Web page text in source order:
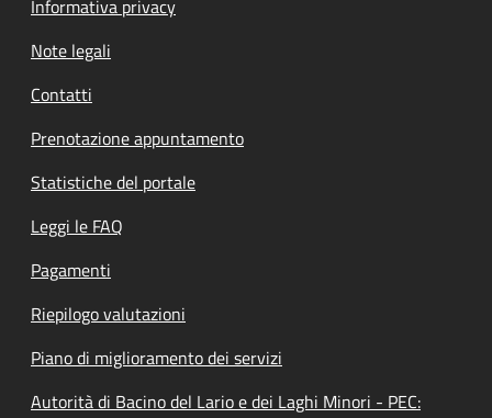
Informativa privacy
Note legali
Contatti
Prenotazione appuntamento
Statistiche del portale
Leggi le FAQ
Pagamenti
Riepilogo valutazioni
Piano di miglioramento dei servizi
Autorità di Bacino del Lario e dei Laghi Minori - PEC: